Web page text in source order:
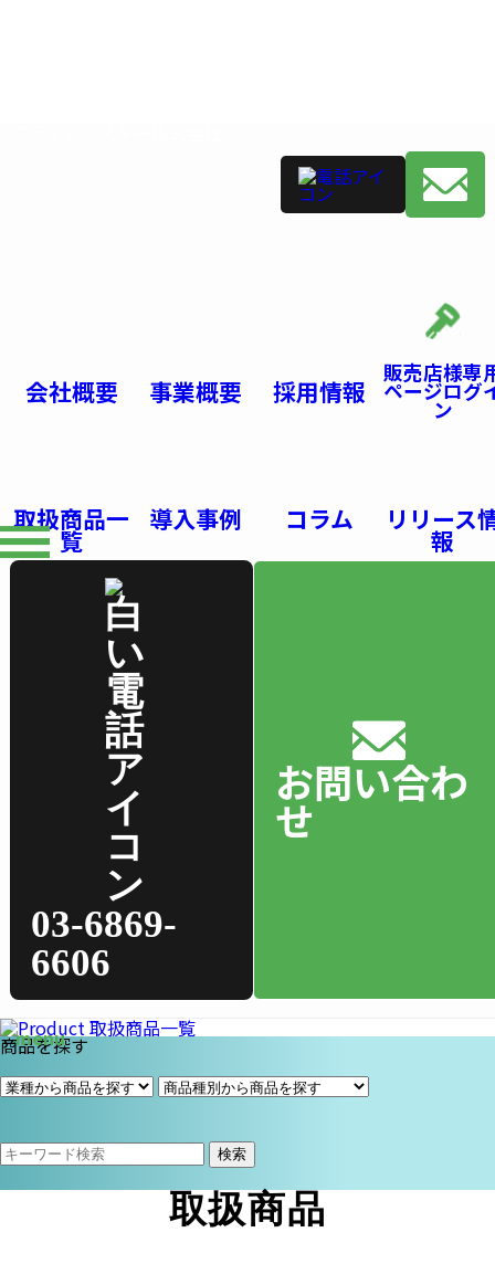
会社概要 事業概要 採用情報
販売店様専
ページログ
ン
取扱商品一
覧
導入事例 コラム リリース
報
03-6869-
6606
お問い合わ
せ
商品を探す
検索
取扱商品